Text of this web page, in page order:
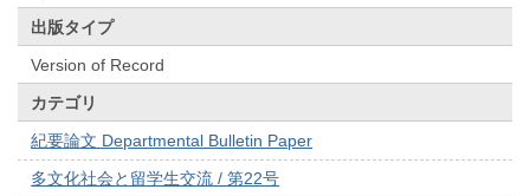
出版タイプ
Version of Record
カテゴリ
紀要論文 Departmental Bulletin Paper
多文化社会と留学生交流 / 第22号